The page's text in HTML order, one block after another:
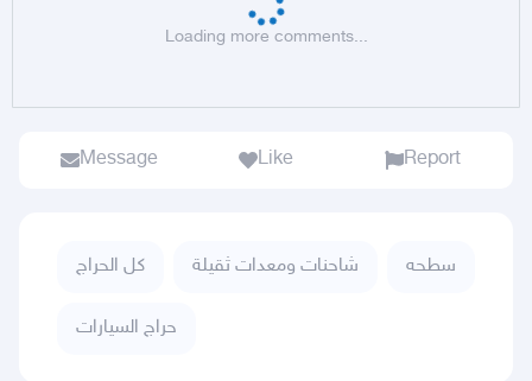
Loading more comments...
Message Like Report
كل الحراج شاحنات ومعدات ثقيلة سطحه
حراج السيارات